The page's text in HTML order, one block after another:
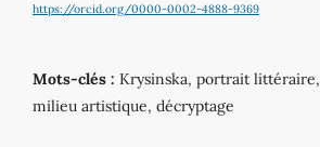
https://orcid.org/0000-0002-4888-9369
Mots-clés : Krysinska, portrait littéraire,
milieu artistique, décryptage